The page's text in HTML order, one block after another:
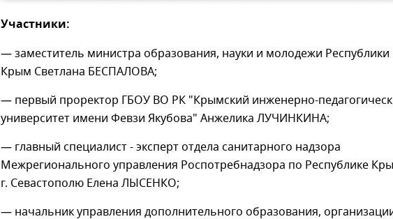
Участники:
— заместитель министра образования, науки и молодежи Республики
Крым Светлана БЕСПАЛОВА;
— первый проректор ГБОУ ВО РК "Крымский инженерно-
университет имени Февзи Якубова" Анжелика ЛУЧИНКИНА;
— главный специалист - эксперт отдела санитарного надзора
Межрегионального управления Роспотребнадзора по Республике
г. Севастополю Елена ЛЫСЕНКО;
— начальник управления дополнительного образования,